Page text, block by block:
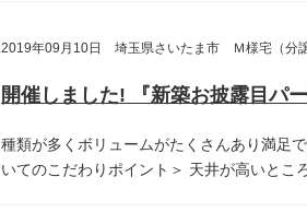
2019年09月10日 埼玉県さいたま市 Ｍ様宅（分譲
種類が多くボリュームがたくさんあり満足で
いてのこだわりポイント＞ 天井が高いとこ